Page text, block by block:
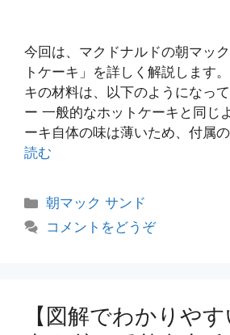
今回は、マクドナルドの朝マッ
トケーキ」を詳しく解説します
キの材料は、以下のようになっ
ー 一般的なホットケーキと同じ
ーキ自体の味は薄いため、付属
読む
カ
テ
朝マック サンド
コメントをどうぞ
【図解でわかりや